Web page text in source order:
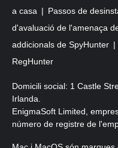
a casa Passos de
d'avaluació de l'amenaça
addicionals de SpyHunter
RegHunter
Domicili social: 1 Castle
Irlanda.
EnigmaSoft Limited,
número de registre de